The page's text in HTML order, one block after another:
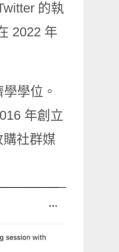
的執
2022 年
學位。
年創立
社群媒